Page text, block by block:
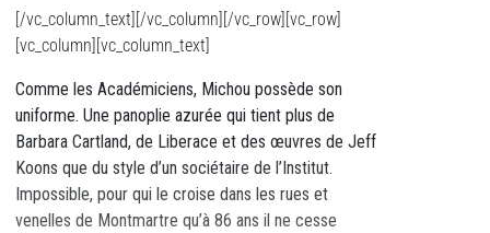
[/vc_column_text][/vc_column][/vc_row][vc_row]
[vc_column][vc_column_text]
Comme les Académiciens, Michou possède son
uniforme. Une panoplie azurée qui tient plus de
Barbara Cartland, de Liberace et des œuvres de Jeff
Koons que du style d’un sociétaire de l’Institut.
Impossible, pour qui le croise dans les rues et
venelles de Montmartre qu’à 86 ans il ne cesse